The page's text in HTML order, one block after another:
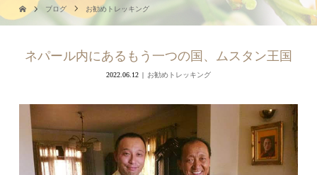
ブログ お勧めトレッキング
ネパール内にあるもう一つの国、ムスタン王国
2022.06.12 お勧めトレッキング